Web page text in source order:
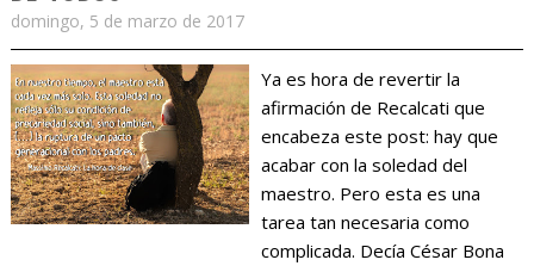
domingo, 5 de marzo de 2017
Ya es hora de revertir la
afirmación de Recalcati que
encabeza este post: hay que
acabar con la soledad del
maestro. Pero esta es una
tarea tan necesaria como
complicada. Decía César Bona